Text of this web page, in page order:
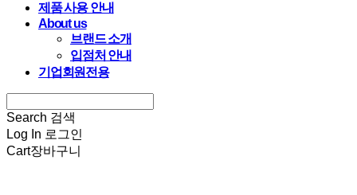
제품 사용 안내
About us
브랜드 소개
입점처 안내
기업회원전용
Search 검색
Log In 로그인
Cart장바구니